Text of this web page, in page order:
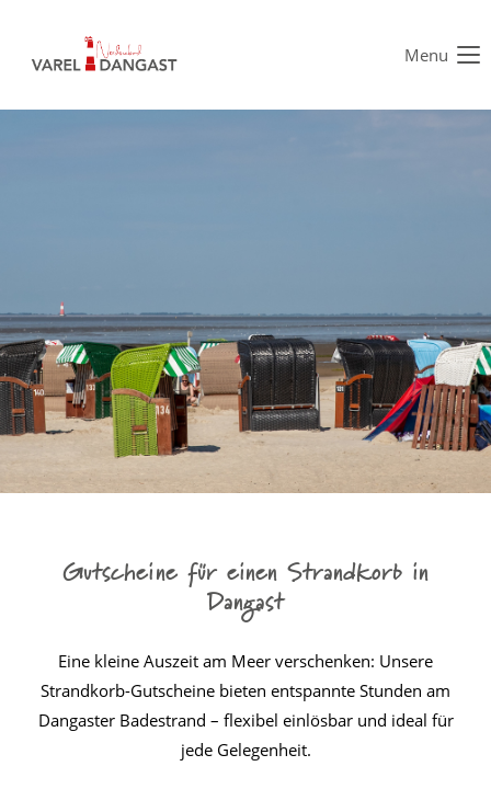
Der Eintrag "offcanvas-col1" existiert leider nicht.
Der Eintrag "offcanvas-col4" existiert leider nicht.
Menu
Gutscheine für einen Strandkorb in
Dangast
Eine kleine Auszeit am Meer verschenken: Unsere
Strandkorb-Gutscheine bieten entspannte Stunden am
Dangaster Badestrand – flexibel einlösbar und ideal für
jede Gelegenheit.